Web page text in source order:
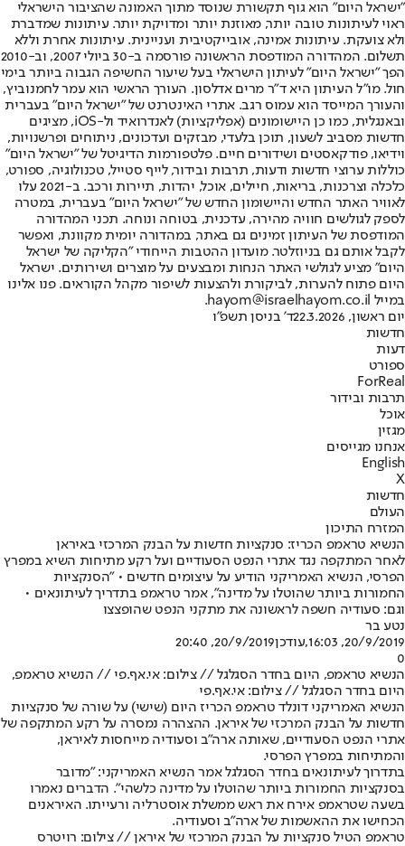
"ישראל היום" הוא גוף תקשורת שנוסד מתוך האמונה שהציבור הישראלי
ראוי לעיתונות טובה יותר, מאוזנת יותר ומדויקת יותר. עיתונות שמדברת
ולא צועקת. עיתונות אמינה, אובייקטיבית ועניינית. עיתונות אחרת וללא
תשלום. המהדורה המודפסת הראשונה פורסמה ב-30 ביולי 2007, וב-2010
הפך "ישראל היום" לעיתון הישראלי בעל שיעור החשיפה הגבוה ביותר בימי
חול. מו"ל העיתון היא ד"ר מרים אדלסון. העורך הראשי הוא עמר לחמנוביץ,
והעורך המייסד הוא עמוס רגב. אתרי האינטרנט של "ישראל היום" בעברית
ובאנגלית, כמו כן היישומונים (אפליקציות) לאנדרואיד ול-iOS, מציגים
חדשות מסביב לשעון, תוכן בלעדי, מבזקים ועדכונים, ניתוחים ופרשנויות,
וידיאו, פודקאסטים ושידורים חיים. פלטפורמות הדיגיטל של "ישראל היום"
כוללות ערוצי חדשות ודעות, תרבות ובידור, לייף סטייל, טכנולוגיה, ספורט,
כלכלה וצרכנות, בריאות, חיילים, אוכל, יהדות, תיירות ורכב. ב-2021 עלו
לאוויר האתר החדש והיישומון החדש של "ישראל היום" בעברית, במטרה
לספק לגולשים חוויה מהירה, עדכנית, בטוחה ונוחה. תכני המהדורה
המודפסת של העיתון זמינים גם באתר, במהדורה יומית מקוונת, ואפשר
לקבל אותם גם בניוזלטר. מועדון ההטבות הייחודי "הקליקה של ישראל
היום" מציע לגולשי האתר הנחות ומבצעים על מוצרים ושירותים. ישראל
היום פתוח להערות, לביקורת ולהצעות לשיפור מקהל הקוראים. פנו אלינו
במייל hayom@israelhayom.co.il.
יום ראשון, 22.3.2026
ד' בניסן תשפ"ו
חדשות
דעות
ספורט
ForReal
תרבות ובידור
אוכל
מגזין
אנחנו מגייסים
English
X
חדשות
העולם
המזרח התיכון
הנשיא טראמפ הכריז: סנקציות חדשות על הבנק המרכזי באיראן
לאחר המתקפה נגד אתרי הנפט הסעודיים ועל רקע מתיחות השיא במפרץ
הפרסי, הנשיא האמריקני הודיע על עיצומים חדשים • "הסנקציות
החמורות ביותר שהוטלו על מדינה", אמר טראמפ בתדריך לעיתונאים •
וגם: סעודיה חשפה לראשונה את מתקני הנפט שהופצצו
נטע בר
20/9/2019, 16:03
,עודכן20/9/2019, 20:40
0
הנשיא טראמפ, היום בחדר הסגלגל // צילום: אי.אף.פי // הנשיא טראמפ,
היום בחדר הסגלגל // צילום: אי.אף.פי
הנשיא האמריקני דונלד טראמפ הכריז היום (שישי) על שורה של סנקציות
חדשות על הבנק המרכזי של איראן. ההצהרה נמסרה על רקע המתקפה של
אתרי הנפט הסעודיים, שאותה ארה"ב וסעודיה מייחסות לאיראן,
והמתיחות במפרץ הפרסי.
בתדרוך לעיתונאים בחדר הסגלגל אמר הנשיא האמריקני: "מדובר
בסנקציות החמורות ביותר שהוטלו על מדינה כלשהי". הדברים נאמרו
בשעה שטראמפ אירח את ראש ממשלת אוסטרליה ורעייתו. האיראנים
הכחישו את ההאשמות של ארה"ב וסעודיה.
טראמפ הטיל סנקציות על הבנק המרכזי של איראן // צילום: רויטרס